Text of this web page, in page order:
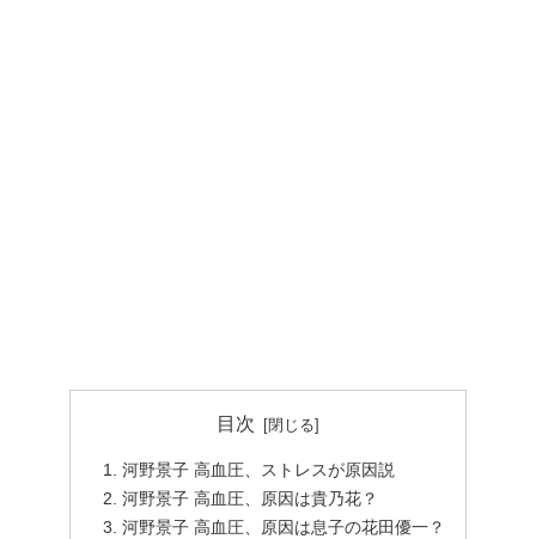
目次
河野景子 高血圧、ストレスが原因説
河野景子 高血圧、原因は貴乃花？
河野景子 高血圧、原因は息子の花田優一？